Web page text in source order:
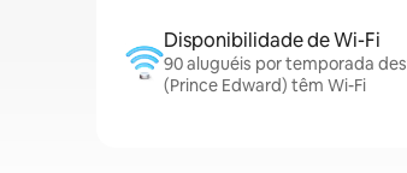
Disponibilidade de Wi-Fi
90 aluguéis por temporada
(Prince Edward) têm Wi-Fi